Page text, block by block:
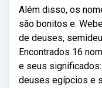
Além disso, os
são bonitos e.
de deuses,
Encontrados 16
e seus
deuses egípcios e